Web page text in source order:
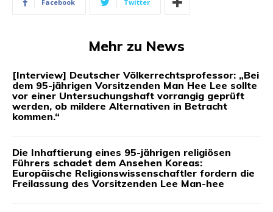
Facebook Twitter
Mehr zu News
[Interview] Deutscher Völkerrechtsprofessor: „Bei
dem 95-jährigen Vorsitzenden Man Hee Lee sollte
vor einer Untersuchungshaft vorrangig geprüft
werden, ob mildere Alternativen in Betracht
kommen.“
Die Inhaftierung eines 95-jährigen religiösen
Führers schadet dem Ansehen Koreas:
Europäische Religionswissenschaftler fordern die
Freilassung des Vorsitzenden Lee Man-hee